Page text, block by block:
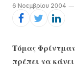
6 Νοεμβρίου 2004
Τόμας
πρέπει να